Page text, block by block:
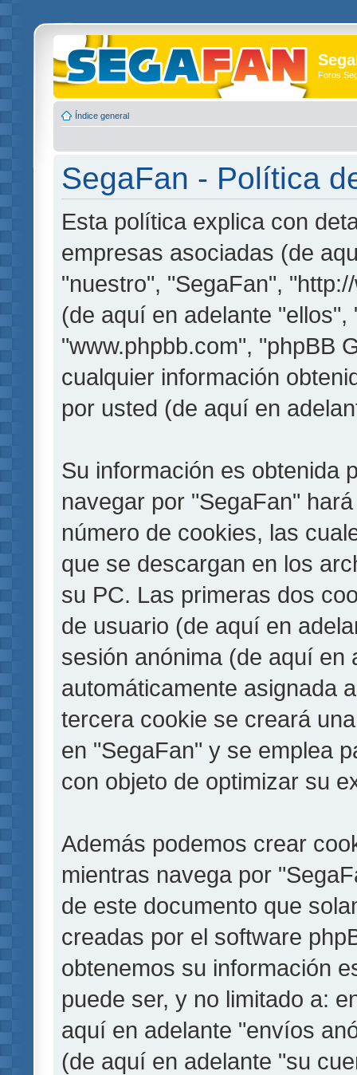
Foros
Índice general
SegaFan - Política
Esta política explica con
empresas asociadas (de
"nuestro", "SegaFan",
(de aquí en adelante
"www.phpbb.com", "phpBB
cualquier información
por usted (de aquí en
Su información es obtenida
navegar por "SegaFan"
número de cookies, las
que se descargan en los
su PC. Las primeras dos
de usuario (de aquí en
sesión anónima (de aquí en
automáticamente asignada
tercera cookie se creará
en "SegaFan" y se emplea
con objeto de optimizar su
Además podemos crear
mientras navega por
de este documento que
creadas por el software
obtenemos su información
puede ser, y no limitado a:
aquí en adelante "envíos
(de aquí en adelante "su